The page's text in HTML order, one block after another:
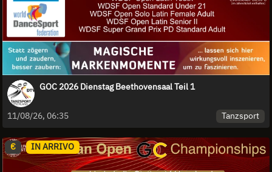
GOC 2026 Dienstag Beethovensaal Teil 1
11/08/26, 06:35 Tanzsport
€ IN ARRIVO